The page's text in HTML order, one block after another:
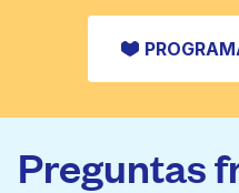
Preguntas